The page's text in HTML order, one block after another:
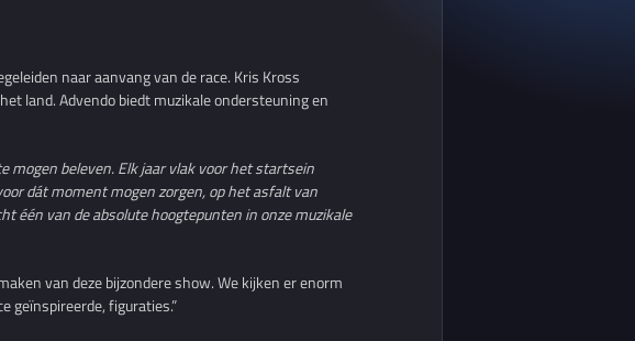
naar aanvang van de race. Kris Kross
land. Advendo biedt muzikale ondersteuning en
mogen beleven. Elk jaar vlak voor het startsein
dát moment mogen zorgen, op het asfalt van
één van de absolute hoogtepunten in onze muzikale
van deze bijzondere show. We kijken er enorm
geïnspireerde, figuraties.”